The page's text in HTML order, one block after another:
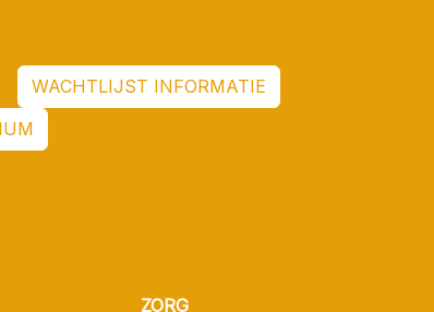
WACHTLIJST INFORMATIE
ZORG